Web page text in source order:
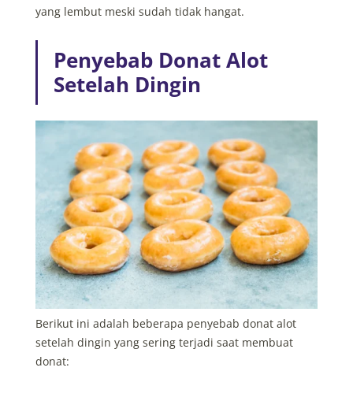
yang lembut meski sudah tidak hangat.
Penyebab Donat Alot
Setelah Dingin
Berikut ini adalah beberapa penyebab donat alot
setelah dingin yang sering terjadi saat membuat
donat: